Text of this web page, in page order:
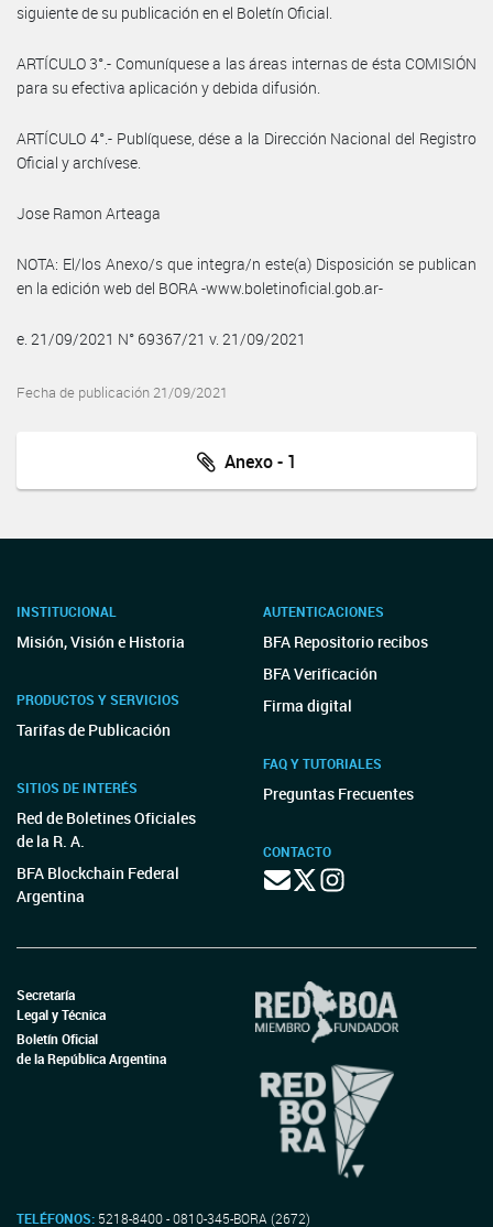
siguiente de su publicación en el Boletín Oficial.
ARTÍCULO 3°.- Comuníquese a las áreas internas de ésta COMISIÓN
para su efectiva aplicación y debida difusión.
ARTÍCULO 4°.- Publíquese, dése a la Dirección Nacional del Registro
Oficial y archívese.
Jose Ramon Arteaga
NOTA: El/los Anexo/s que integra/n este(a) Disposición se publican
en la edición web del BORA -www.boletinoficial.gob.ar-
e. 21/09/2021 N° 69367/21 v. 21/09/2021
Fecha de publicación 21/09/2021
Anexo - 1
INSTITUCIONAL
Misión, Visión e Historia
PRODUCTOS Y SERVICIOS
Tarifas de Publicación
SITIOS DE INTERÉS
Red de Boletines Oficiales
de la R. A.
BFA Blockchain Federal
Argentina
AUTENTICACIONES
BFA Repositorio recibos
BFA Verificación
Firma digital
FAQ Y TUTORIALES
Preguntas Frecuentes
CONTACTO
Secretaría
Legal y Técnica
Boletín Oficial
de la República Argentina
TELÉFONOS: 5218-8400 - 0810-345-BORA (2672)